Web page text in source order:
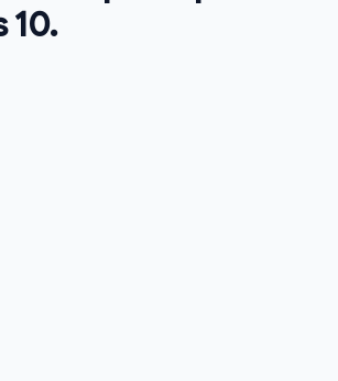
10.